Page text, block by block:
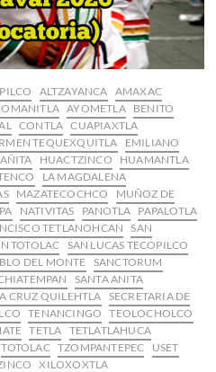
ALTZAYANCA AMAXAC
AYOMETLA
BENITO
CONTLA CUAPIAXTLA
TEQUEXQUITLA
EMILIANO
HUACTZINCO
HUAMANTLA
LA MAGDALENA
MAZATECOCHCO
MUÑOZ DE
NATIVITAS PANOTLA PAPALOTLA
TETLANOHCAN
SAN
TOTOLAC
SAN LUCAS TECOPILCO
DEL MONTE
SANCTORUM
SANTA ANITA
CRUZ QUILEHTLA SECRETARIA DE
TENANCINGO
TEOLOCHOLCO
TETLA TETLATLAHUCA
TOTOLAC TZOMPANTEPEC
USET
XILOXOXTLA